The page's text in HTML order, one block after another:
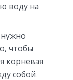
воду на
чтобы
корневая
собой.